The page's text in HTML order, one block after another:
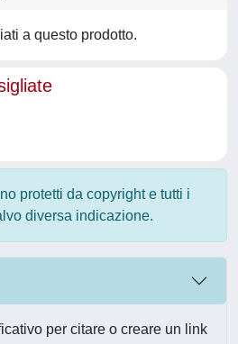
a questo prodotto.
protetti da copyright e tutti i
diversa indicazione.
per citare o creare un link